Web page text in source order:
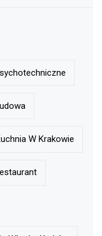
W Krakowie